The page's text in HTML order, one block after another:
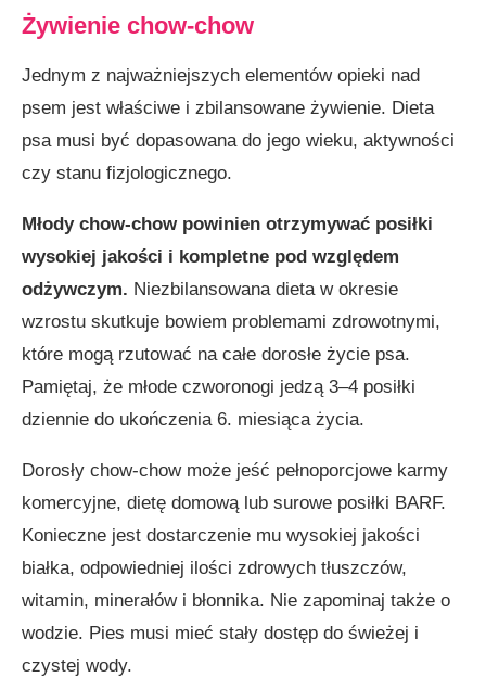
Żywienie chow-chow
Jednym z najważniejszych elementów opieki nad
psem jest właściwe i zbilansowane żywienie. Dieta
psa musi być dopasowana do jego wieku, aktywności
czy stanu fizjologicznego.
Młody chow-chow powinien otrzymywać posiłki
wysokiej jakości i kompletne pod względem
odżywczym. Niezbilansowana dieta w okresie
wzrostu skutkuje bowiem problemami zdrowotnymi,
które mogą rzutować na całe dorosłe życie psa.
Pamiętaj, że młode czworonogi jedzą 3–4 posiłki
dziennie do ukończenia 6. miesiąca życia.
Dorosły chow-chow może jeść pełnoporcjowe karmy
komercyjne, dietę domową lub surowe posiłki BARF.
Konieczne jest dostarczenie mu wysokiej jakości
białka, odpowiedniej ilości zdrowych tłuszczów,
witamin, minerałów i błonnika. Nie zapominaj także o
wodzie. Pies musi mieć stały dostęp do świeżej i
czystej wody.